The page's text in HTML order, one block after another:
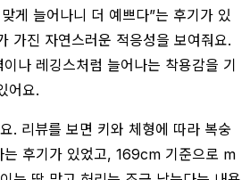
게 늘어나니 더 예쁘다”는 후기가 있
가진 자연스러운 적응성을 보여줘요.
나 레깅스처럼 늘어나는 착용감을 기
어요.
. 리뷰를 보면 키와 체형에 따라 복숭
는 후기가 있었고, 169cm 기준으로 m